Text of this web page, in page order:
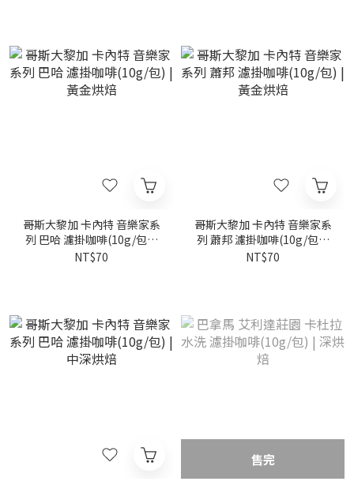
哥斯大黎加 卡內特 音樂家系
列 巴哈 濾掛咖啡(10g/包) |
黃金烘焙
NT$70
哥斯大黎加 卡內特 音樂家系
列 蕭邦 濾掛咖啡(10g/包) |
黃金烘焙
NT$70
售完